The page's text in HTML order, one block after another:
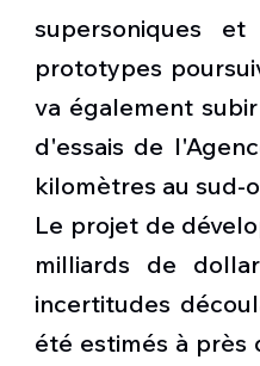
supersoniques
prototypes
va également
d'essais de
kilomètres au sud-
Le projet de
milliards de
incertitudes
été estimés à près